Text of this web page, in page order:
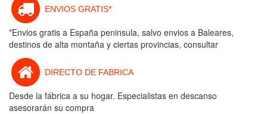
ENVIOS GRATIS*
*Envios gratis a España peninsula, salvo envios a Baleares,
destinos de alta montaña y ciertas provincias, consultar
DIRECTO DE FABRICA
Desde la fábrica a su hogar. Especialistas en descanso
asesorarán su compra